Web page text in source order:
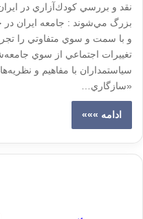
نقد و بررسي كودك‌آزاري در
بزرگ مي‌شوند : جامعه ايران در
و با سمت‌ و سوي متفاوتي را
تغييرات اجتماعي از سوي
سياستمداران با مفاهيم و
«سازگاري…
ادامه »»»